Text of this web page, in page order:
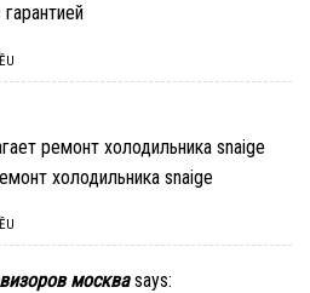
ремонт холодильника snaige
холодильника snaige
москва says: